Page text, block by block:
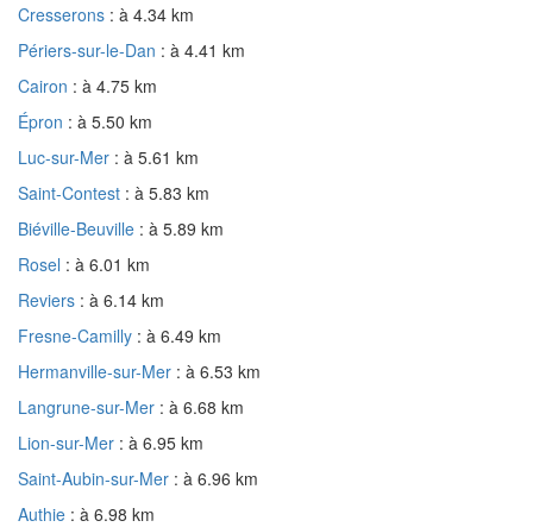
Cresserons : à 4.34 km
Périers-sur-le-Dan : à 4.41 km
Cairon : à 4.75 km
Épron : à 5.50 km
Luc-sur-Mer : à 5.61 km
Saint-Contest : à 5.83 km
Biéville-Beuville : à 5.89 km
Rosel : à 6.01 km
Reviers : à 6.14 km
Fresne-Camilly : à 6.49 km
Hermanville-sur-Mer : à 6.53 km
Langrune-sur-Mer : à 6.68 km
Lion-sur-Mer : à 6.95 km
Saint-Aubin-sur-Mer : à 6.96 km
Authie : à 6.98 km